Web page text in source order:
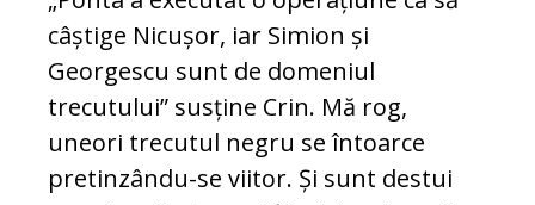
câștige Nicușor, iar Simion și
Georgescu sunt de domeniul
trecutului” susține Crin. Mă rog,
uneori trecutul negru se întoarce
pretinzându-se viitor. Și sunt destui